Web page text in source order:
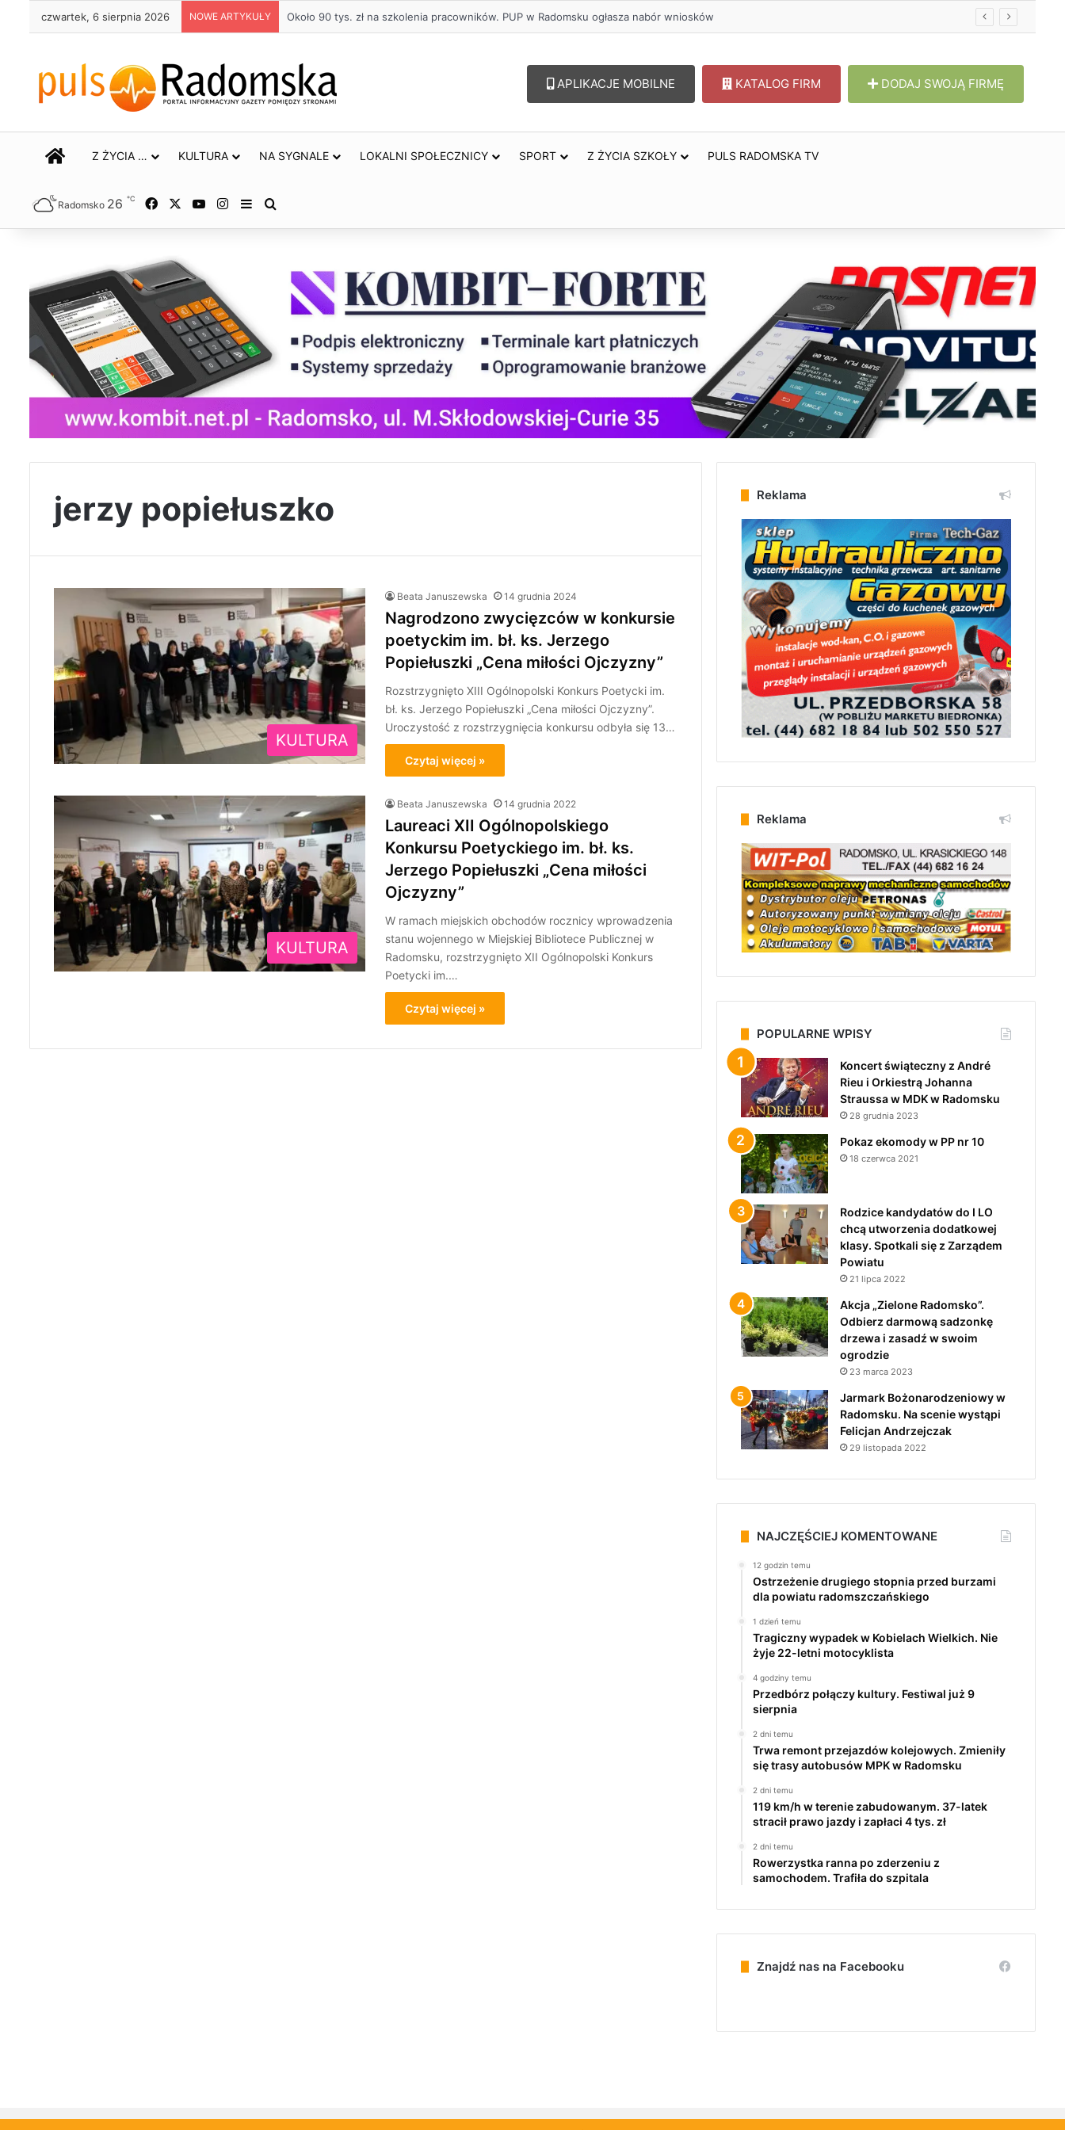
czwartek, 6 sierpnia 2026 NOWE ARTYKUŁY Około 90 tys. zł na szkolenia pracowników. PUP w Radomsku ogłasza nabór wniosków
APLIKACJE MOBILNE KATALOG FIRM DODAJ SWOJĄ FIRMĘ
STRONA GŁÓWNA
Z ŻYCIA … KULTURA NA SYGNALE LOKALNI SPOŁECZNICY SPORT Z ŻYCIA SZKOŁY PULS RADOMSKA TV
Radomsko 26 ℃ Facebook YouTubeInstagram
Sidebar
jerzy popiełuszko
KULTURA
Beata Januszewska 14 grudnia 2024
Nagrodzono zwycięzców w konkursie
poetyckim im. bł. ks. Jerzego
Popiełuszki „Cena miłości Ojczyzny”
Rozstrzygnięto XIII Ogólnopolski Konkurs Poetycki im.
bł. ks. Jerzego Popiełuszki „Cena miłości Ojczyzny”.
Uroczystość z rozstrzygnięcia konkursu odbyła się 13…
Czytaj więcej »
KULTURA
Beata Januszewska 14 grudnia 2022
Laureaci XII Ogólnopolskiego
Konkursu Poetyckiego im. bł. ks.
Jerzego Popiełuszki „Cena miłości
Ojczyzny”
W ramach miejskich obchodów rocznicy wprowadzenia
stanu wojennego w Miejskiej Bibliotece Publicznej w
Radomsku, rozstrzygnięto XII Ogólnopolski Konkurs
Poetycki im.…
Czytaj więcej »
Reklama
Reklama
POPULARNE WPISY
Koncert świąteczny z André
Rieu i Orkiestrą Johanna
Straussa w MDK w Radomsku
28 grudnia 2023
Pokaz ekomody w PP nr 10
18 czerwca 2021
Rodzice kandydatów do I LO
chcą utworzenia dodatkowej
klasy. Spotkali się z Zarządem
Powiatu
21 lipca 2022
Akcja „Zielone Radomsko”.
Odbierz darmową sadzonkę
drzewa i zasadź w swoim
ogrodzie
23 marca 2023
Jarmark Bożonarodzeniowy w
Radomsku. Na scenie wystąpi
Felicjan Andrzejczak
29 listopada 2022
NAJCZĘŚCIEJ KOMENTOWANE
12 godzin temu
Ostrzeżenie drugiego stopnia przed burzami
dla powiatu radomszczańskiego
1 dzień temu
Tragiczny wypadek w Kobielach Wielkich. Nie
żyje 22-letni motocyklista
4 godziny temu
Przedbórz połączy kultury. Festiwal już 9
sierpnia
2 dni temu
Trwa remont przejazdów kolejowych. Zmieniły
się trasy autobusów MPK w Radomsku
2 dni temu
119 km/h w terenie zabudowanym. 37-latek
stracił prawo jazdy i zapłaci 4 tys. zł
2 dni temu
Rowerzystka ranna po zderzeniu z
samochodem. Trafiła do szpitala
Znajdź nas na Facebooku